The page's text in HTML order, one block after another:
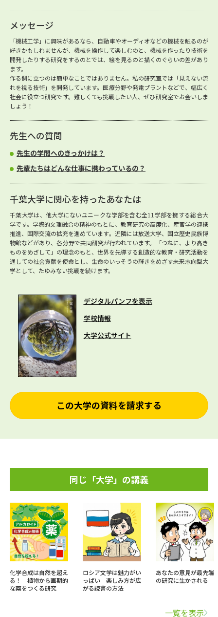
メッセージ
「機械工学」に興味があるなら、自動車やオーディオなどの機械を触るのが
好きかもしれませんが、機械を操作して楽しむのと、機械を作ったり技術を
開発したりする研究をするのとでは、絵を見るのと描くのぐらいの差があり
ます。
作る側に立つのは簡単なことではありません。私の研究室では「見えない流
れを視る技術」を開発しています。医療分野や発電プラントなどで、幅広く
社会に役立つ研究です。難しくても挑戦したい人、ぜひ研究室でお会いしま
しょう！
先生への質問
先生の学問へのきっかけは？
先輩たちはどんな仕事に携わっているの？
千葉大学に関心を持ったあなたは
千葉大学は、他大学にないユニークな学部を含む全11学部を擁する総合大
学です。学際的文理融合の精神のもとに、教育研究の高度化、産官学の連携
推進、国際交流の拡充を進めています。近隣には放送大学、国立歴史民族博
物館などがあり、各分野で共同研究が行われています。「つねに、より高き
ものをめざして」の理念のもと、世界を先導する創造的な教育・研究活動を
通しての社会貢献を使命とし、生命のいっそうの輝きをめざす未来志向型大
学として、たゆみない挑戦を続けます。
デジタルパンフを表示
学校情報
大学公式サイト
この大学の資料を請求する
同じ「大学」の講義
化学合成は自然を超え
る！ 植物から画期的
な薬をつくる研究
ロシア文学は魅力がい
っぱい 楽しみ方が広
がる読書の方法
あなたの意見が最先端
の研究に生かされる
一覧を表示